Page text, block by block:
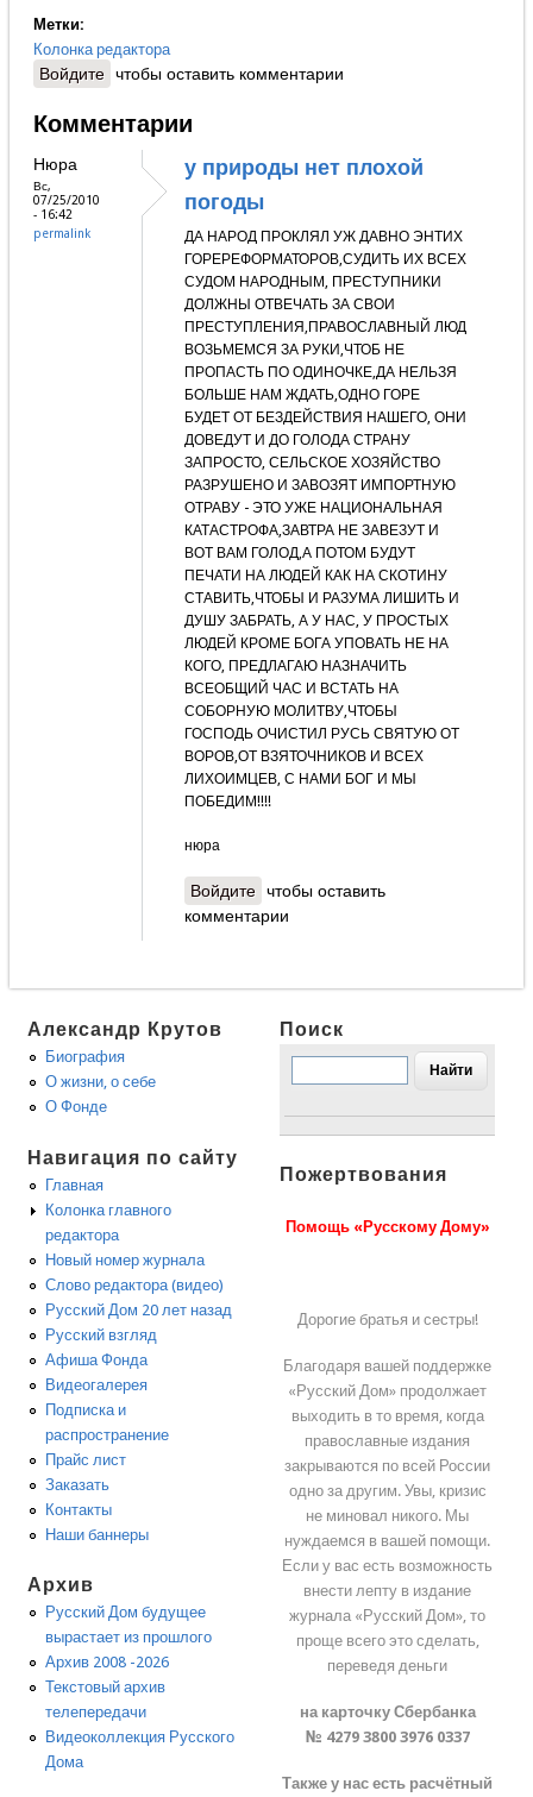
Метки:
Колонка редактора
Войдите чтобы оставить комментарии
Комментарии
Нюра
Вс,
07/25/2010
- 16:42
permalink
у природы нет плохой
погоды
ДА НАРОД ПРОКЛЯЛ УЖ ДАВНО ЭНТИХ
ГОРЕРЕФОРМАТОРОВ,СУДИТЬ ИХ ВСЕХ
СУДОМ НАРОДНЫМ, ПРЕСТУПНИКИ
ДОЛЖНЫ ОТВЕЧАТЬ ЗА СВОИ
ПРЕСТУПЛЕНИЯ,ПРАВОСЛАВНЫЙ ЛЮД
ВОЗЬМЕМСЯ ЗА РУКИ,ЧТОБ НЕ
ПРОПАСТЬ ПО ОДИНОЧКЕ,ДА НЕЛЬЗЯ
БОЛЬШЕ НАМ ЖДАТЬ,ОДНО ГОРЕ
БУДЕТ ОТ БЕЗДЕЙСТВИЯ НАШЕГО, ОНИ
ДОВЕДУТ И ДО ГОЛОДА СТРАНУ
ЗАПРОСТО, СЕЛЬСКОЕ ХОЗЯЙСТВО
РАЗРУШЕНО И ЗАВОЗЯТ ИМПОРТНУЮ
ОТРАВУ - ЭТО УЖЕ НАЦИОНАЛЬНАЯ
КАТАСТРОФА,ЗАВТРА НЕ ЗАВЕЗУТ И
ВОТ ВАМ ГОЛОД,А ПОТОМ БУДУТ
ПЕЧАТИ НА ЛЮДЕЙ КАК НА СКОТИНУ
СТАВИТЬ,ЧТОБЫ И РАЗУМА ЛИШИТЬ И
ДУШУ ЗАБРАТЬ, А У НАС, У ПРОСТЫХ
ЛЮДЕЙ КРОМЕ БОГА УПОВАТЬ НЕ НА
КОГО, ПРЕДЛАГАЮ НАЗНАЧИТЬ
ВСЕОБЩИЙ ЧАС И ВСТАТЬ НА
СОБОРНУЮ МОЛИТВУ,ЧТОБЫ
ГОСПОДЬ ОЧИСТИЛ РУСЬ СВЯТУЮ ОТ
ВОРОВ,ОТ ВЗЯТОЧНИКОВ И ВСЕХ
ЛИХОИМЦЕВ, С НАМИ БОГ И МЫ
ПОБЕДИМ!!!!
нюра
Войдите чтобы оставить
комментарии
Александр Крутов
Биография
О жизни, о себе
О Фонде
Навигация по сайту
Главная
Колонка главного
редактора
Новый номер журнала
Слово редактора (видео)
Русский Дом 20 лет назад
Русский взгляд
Афиша Фонда
Видеогалерея
Подписка и
распространение
Прайс лист
Заказать
Контакты
Наши баннеры
Архив
Русский Дом будущее
вырастает из прошлого
Архив 2008 -2026
Текстовый архив
телепередачи
Видеоколлекция Русского
Дома
Поиск
Пожертвования
Помощь «Русскому Дому»
Дорогие братья и сестры!
Благодаря вашей поддержке
«Русский Дом» продолжает
выходить в то время, когда
православные издания
закрываются по всей России
одно за другим. Увы, кризис
не миновал никого. Мы
нуждаемся в вашей помощи.
Если у вас есть возможность
внести лепту в издание
журнала «Русский Дом», то
проще всего это сделать,
переведя деньги
на карточку Сбербанка
№ 4279 3800 3976 0337
Также у нас есть расчётный